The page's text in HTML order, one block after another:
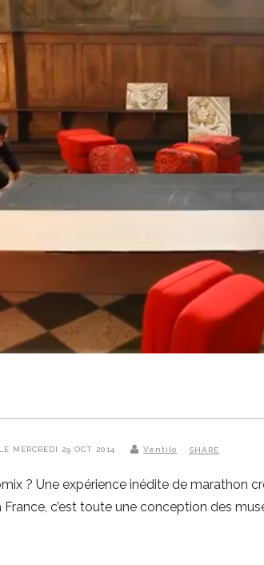
MERCREDI 29 OCT 2014 Ventilo SHARE
? Une expérience inédite de marathon
c’est toute une conception des